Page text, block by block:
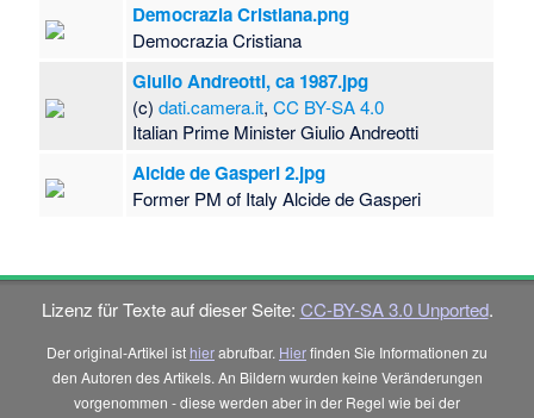
Democrazia Cristiana.png
Democrazia Cristiana
Giulio Andreotti, ca 1987.jpg
(c)dati.camera.it,CC BY-SA 4.0
Italian Prime Minister Giulio Andreotti
Alcide de Gasperi 2.jpg
Former PM of Italy Alcide de Gasperi
Lizenz für Texte auf dieser Seite: CC-BY-SA 3.0 Unported.
Der original-Artikel ist hierabrufbar. Hierfinden Sie Informationen zu
den Autoren des Artikels. An Bildern wurden keine Veränderungen
vorgenommen - diese werden aber in der Regel wie bei der